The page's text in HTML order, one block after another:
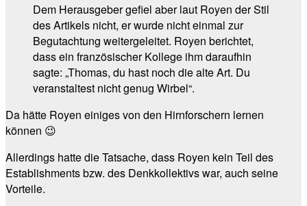
Dem Herausgeber gefiel aber laut Royen der Stil
des Artikels nicht, er wurde nicht einmal zur
Begutachtung weitergeleitet. Royen berichtet,
dass ein französischer Kollege ihm daraufhin
sagte: „Thomas, du hast noch die alte Art. Du
veranstaltest nicht genug Wirbel“.
Da hätte Royen einiges von den Hirnforschern lernen
können 😉
Allerdings hatte die Tatsache, dass Royen kein Teil des
Establishments bzw. des Denkkollektivs war, auch seine
Vorteile.